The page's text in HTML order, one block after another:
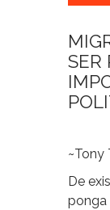
SER
~Tony
De
ponga